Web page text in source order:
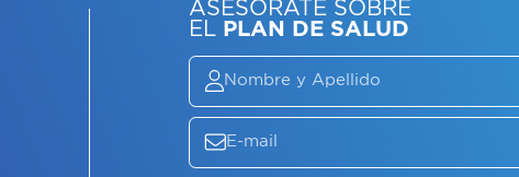
ASESORATE SOBRE
EL PLAN DE SALUD